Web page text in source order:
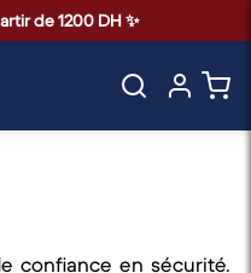
de 1200 DH ✨
confiance en sécurité.